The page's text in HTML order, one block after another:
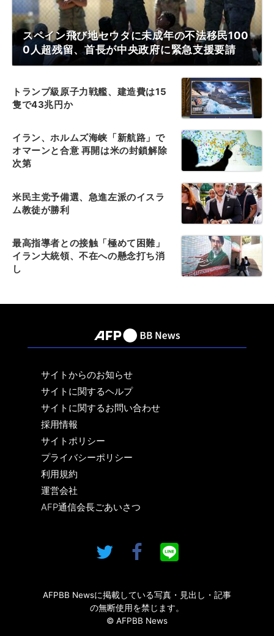
スペイン飛び地セウタに未成年の不法移民100
0人超残留、首長が中央政府に緊急支援要請
トランプ級原子力戦艦、建造費は15
隻で43兆円か
イラン、ホルムズ海峡「新航路」で
オマーンと合意 再開は米の封鎖解除
次第
米民主党予備選、急進左派のイスラ
ム教徒が勝利
最高指導者との接触「極めて困難」
イラン大統領、不在への懸念打ち消
し
サイトからのお知らせ
サイトに関するヘルプ
サイトに関するお問い合わせ
採用情報
サイトポリシー
プライバシーポリシー
利用規約
運営会社
AFP通信会長ごあいさつ
AFPBB Newsに掲載している写真・見出し・記事
の無断使用を禁じます。
© AFPBB News